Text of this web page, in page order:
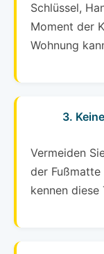
Schlüssel,
Moment der
Wohnung
3.
Vermeiden
der
kennen diese